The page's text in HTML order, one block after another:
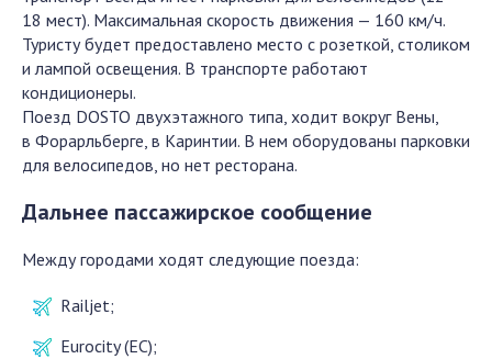
18 мест). Максимальная скорость движения — 160 км/ч.
Туристу будет предоставлено место с розеткой, столиком
и лампой освещения. В транспорте работают
кондиционеры.
Поезд DOSTO двухэтажного типа, ходит вокруг Вены,
в Форарльберге, в Каринтии. В нем оборудованы парковки
для велосипедов, но нет ресторана.
Дальнее пассажирское сообщение
Между городами ходят следующие поезда:
Railjet;
Eurocity (EC);